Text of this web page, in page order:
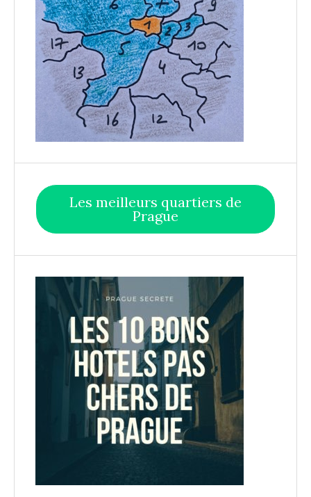
Les meilleurs quartiers de
Prague